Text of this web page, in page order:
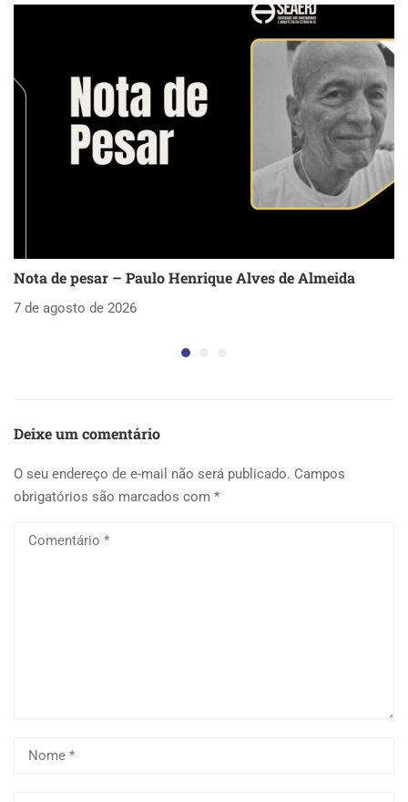
Nota de pesar – Paulo Henrique Alves de Almeida
7 de agosto de 2026
Deixe um comentário
O seu endereço de e-mail não será publicado. Campos
obrigatórios são marcados com *